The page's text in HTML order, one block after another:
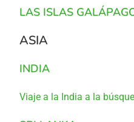
LAS ISLAS
ASIA
INDIA
Viaje a la India a la